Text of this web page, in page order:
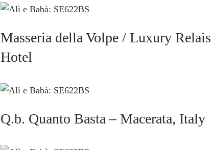
Masseria della Volpe / Luxury Relais
Hotel
Q.b. Quanto Basta – Macerata, Italy